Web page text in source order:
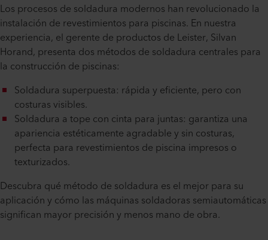
Los procesos de soldadura modernos han revolucionado la
instalación de revestimientos para piscinas. En nuestra
experiencia, el gerente de productos de Leister, Silvan
Horand, presenta dos métodos de soldadura centrales para
la construcción de piscinas:
Soldadura superpuesta: rápida y eficiente, pero con
costuras visibles.
Soldadura a tope con cinta para juntas: garantiza una
apariencia estéticamente agradable y sin costuras,
perfecta para revestimientos de piscina impresos o
texturizados.
Descubra qué método de soldadura es el mejor para su
aplicación y cómo las máquinas soldadoras semiautomáticas
significan mayor precisión y menos mano de obra.